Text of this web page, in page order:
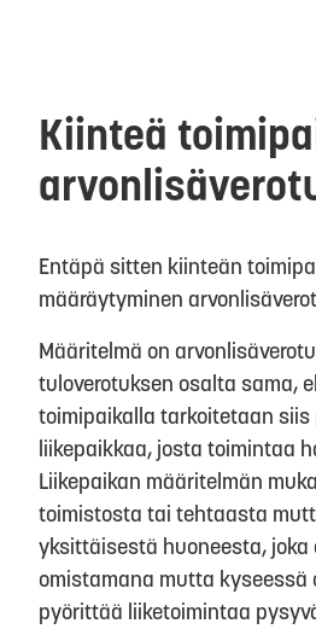
Kiinteä
Entäpä sitten kiinteän
määräytyminen
Määritelmä on
tuloverotuksen osalta sama,
toimipaikalla tarkoitetaan siis
liikepaikkaa, josta toimintaa
Liikepaikan määritelmän
toimistosta tai tehtaasta
yksittäisestä huoneesta, joka
omistamana mutta kyseessä
pyörittää liiketoimintaa